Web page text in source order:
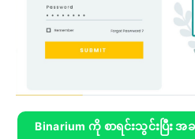
Binarium ကို စာရင်းသွင်းပြီး